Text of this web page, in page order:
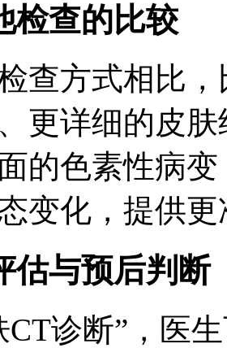
检查的比较
查方式相比
更详细的皮
的色素性病
变化，提供
估与预后判断
CT诊断”，医